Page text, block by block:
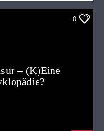
0
– (K)Eine